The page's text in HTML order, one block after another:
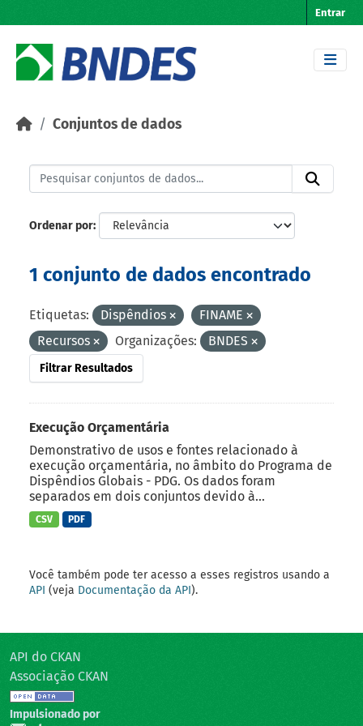
Entrar
Conjuntos de dados
Ordenar por
1 conjunto de dados encontrado
Etiquetas: Dispêndios
FINAME
Recursos
Organizações: BNDES
Filtrar Resultados
Execução Orçamentária
Demonstrativo de usos e fontes relacionado à
execução orçamentária, no âmbito do Programa de
Dispêndios Globais - PDG. Os dados foram
separados em dois conjuntos devido à...
CSV PDF
Você também pode ter acesso a esses registros usando a
API (veja Documentação da API).
API do CKAN
Associação CKAN
Impulsionado por